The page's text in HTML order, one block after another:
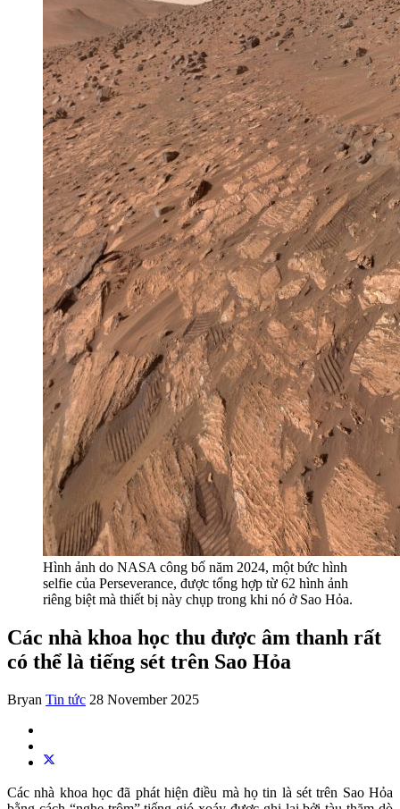
Hình ảnh do NASA công bố năm 2024, một bức hình
selfie của Perseverance, được tổng hợp từ 62 hình ảnh
riêng biệt mà thiết bị này chụp trong khi nó ở Sao Hỏa.
Các nhà khoa học thu được âm thanh rất
có thể là tiếng sét trên Sao Hỏa
Bryan Tin tức 28 November 2025
Các nhà khoa học đã phát hiện điều mà họ tin là sét trên Sao Hỏa